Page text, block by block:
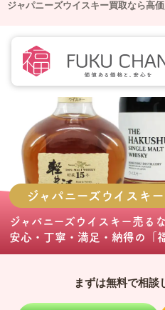
ジャパニーズウイスキー買取なら高
ジャパニーズウイスキー
ジャパニーズウイスキー売る
安心・丁寧・満足・納得の
「
まずは無料で相談